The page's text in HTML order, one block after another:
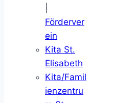
Förderver
ein
Kita St.
Elisabeth
Kita/Famil
ienzentru